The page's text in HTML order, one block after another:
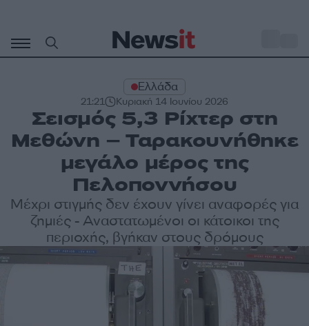
περιεχόμενο
Ελλάδα
21:21 Κυριακή 14 Ιουνίου 2026
Σεισμός 5,3 Ρίχτερ στη
Μεθώνη – Ταρακουνήθηκε
μεγάλο μέρος της
Πελοποννήσου
Μέχρι στιγμής δεν έχουν γίνει αναφορές για
ζημιές - Αναστατωμένοι οι κάτοικοι της
περιοχής, βγήκαν στους δρόμους